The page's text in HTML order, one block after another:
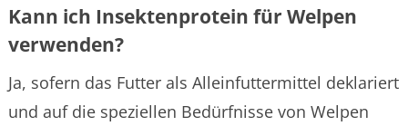
Kann ich Insektenprotein für Welpen
verwenden?
Ja, sofern das Futter als Alleinfuttermittel deklariert
und auf die speziellen Bedürfnisse von Welpen